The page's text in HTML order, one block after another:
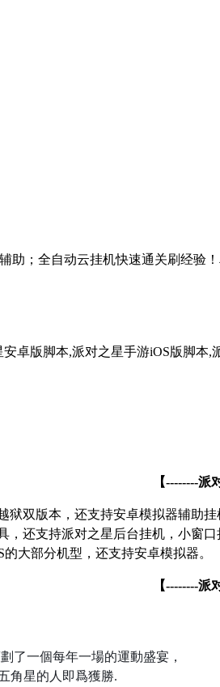
助；全自动云挂机快速通关刷经
卓版脚本,派对之星手游iOS版脚
【--------派
狱双版本，还支持安卓模拟器辅助挂
，还支持派对之星后台挂机，小窗
的大部分机型，还支持安卓模拟器。
【--------派
了一個每年一場的運動盛宴，
角星的人即爲獲勝.